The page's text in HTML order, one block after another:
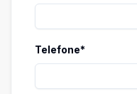
Telefone*